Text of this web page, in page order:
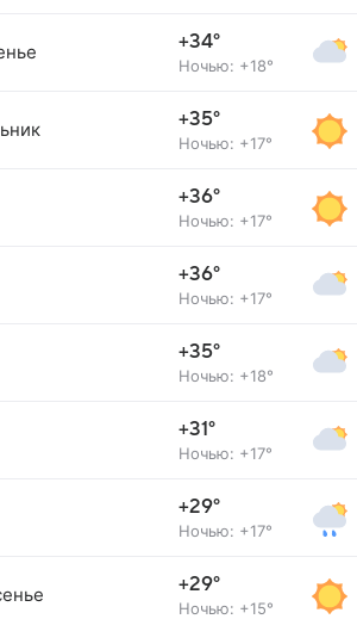
+34°
Ночью: +18°
+35°
Ночью: +17°
+36°
Ночью: +17°
+36°
Ночью: +17°
+35°
Ночью: +18°
+31°
Ночью: +17°
+29°
Ночью: +17°
+29°
Ночью: +15°